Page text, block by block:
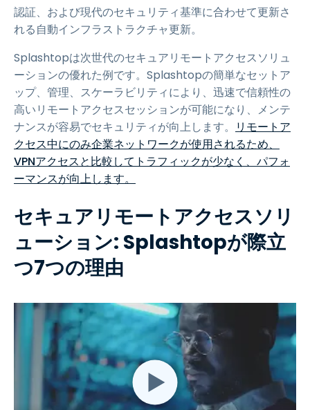
認証、および現代のセキュリティ基準に合わせて更新さ
れる自動インフラストラクチャ更新。
Splashtopは次世代のセキュアリモートアクセスソリュ
ーションの優れた例です。Splashtopの簡単なセットア
ップ、管理、スケーラビリティにより、迅速で信頼性の
高いリモートアクセスセッションが可能になり、メンテ
ナンスが容易でセキュリティが向上します。
リモートア
クセス中にのみ企業ネットワークが使用されるため、
VPNアクセスと比較してトラフィックが少なく、パフォ
ーマンスが向上します。
セキュアリモートアクセスソリ
ューション: Splashtopが際立
つ7つの理由